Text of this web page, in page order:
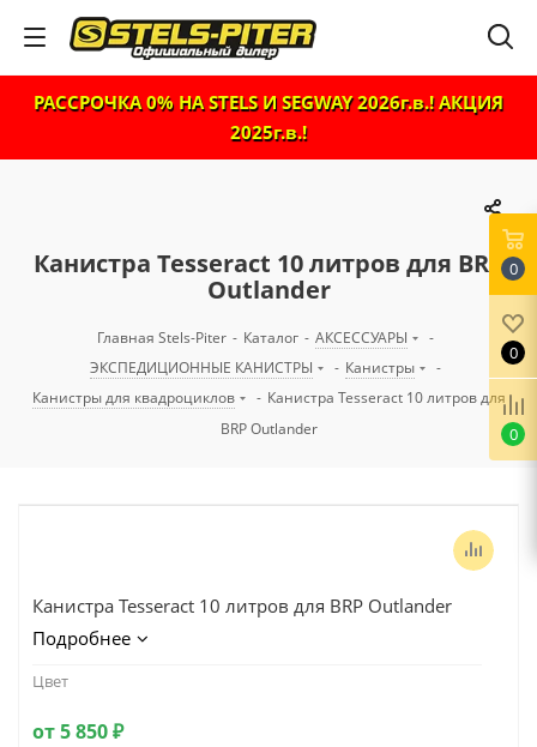
РАССРОЧКА 0% НА STELS И SEGWAY 2026г.в.! АКЦИЯ
2025г.в.!
Канистра Tesseract 10 литров для BRP
Outlander
Главная Stels-Piter - Каталог - АКСЕССУАРЫ
-
ЭКСПЕДИЦИОННЫЕ КАНИСТРЫ
- Канистры
-
Канистры для квадроциклов
- Канистра Tesseract 10 литров для
BRP Outlander
Канистра Tesseract 10 литров для BRP Outlander
Подробнее
Цвет
от5 850 ₽
0
0
0